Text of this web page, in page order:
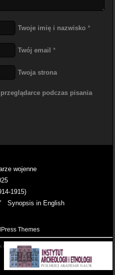
Twoje imię i nazwisko *
Twój email *
Twoja strona
podczas pisania
wojenne
1915)
Synopsis in English
Themes